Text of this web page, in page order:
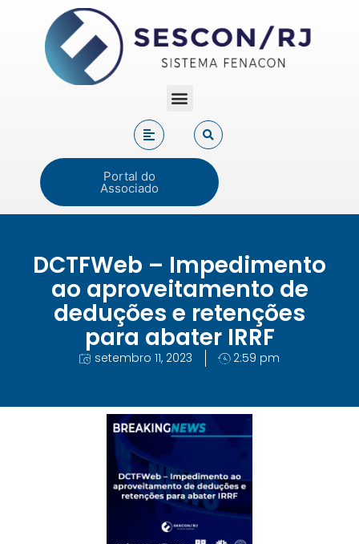
Portal do
Associado
DCTFWeb – Impedimento
ao aproveitamento de
deduções e retenções
para abater IRRF
setembro 11, 2023 2:59 pm